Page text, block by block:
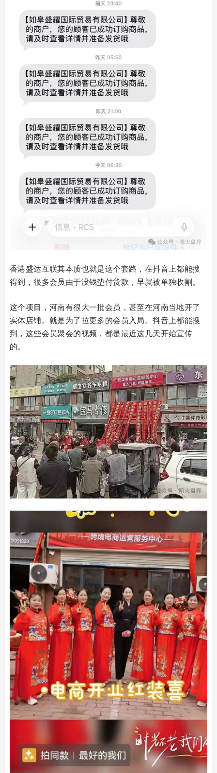
香港盛达互联其本质也就是这个套路，在抖音上都能搜
得到，很多会员由于没钱垫付货款，早就被单独收割。
这个项目，河南有很大一批会员，甚至在河南当地开了
实体店铺。就是为了拉更多的会员入局。抖音上都能搜
到，这些会员聚会的视频，都是最近这几天开始宣传
的。